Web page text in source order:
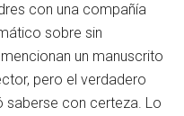
con una compañía
sobre sin
un manuscrito
pero el verdadero
saberse con certeza. Lo